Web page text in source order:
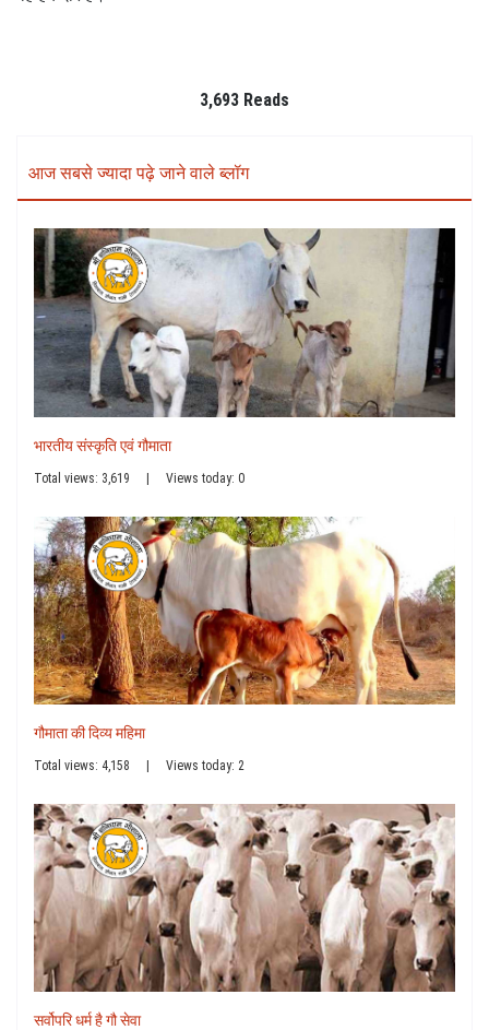
3,693 Reads
आज सबसे ज्यादा पढ़े जाने वाले ब्लॉग
भारतीय संस्कृति एवं गौमाता
Total views: 3,619 | Views today: 0
गौमाता की दिव्य महिमा
Total views: 4,158 | Views today: 2
सर्वोपरि धर्म है गौ सेवा